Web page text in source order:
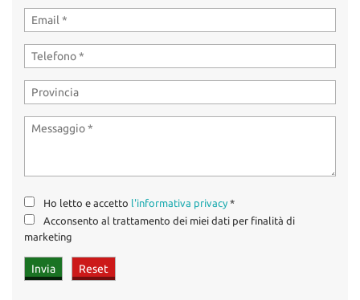
Ho letto e accetto l'informativa privacy *
Acconsento al trattamento dei miei dati per finalità di
marketing